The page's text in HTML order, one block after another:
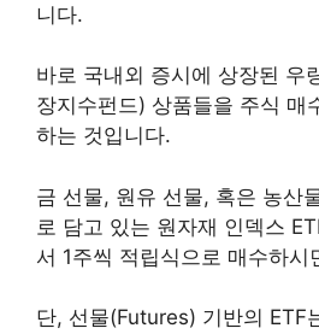
니다.
바로 국내외 증시에 상장된 우
장지수펀드) 상품들을 주식 매
하는 것입니다.
금 선물, 원유 선물, 혹은 농산
로 담고 있는 원자재 인덱스
서 1주씩 적립식으로 매수하시
단, 선물(Futures) 기반의 ETF